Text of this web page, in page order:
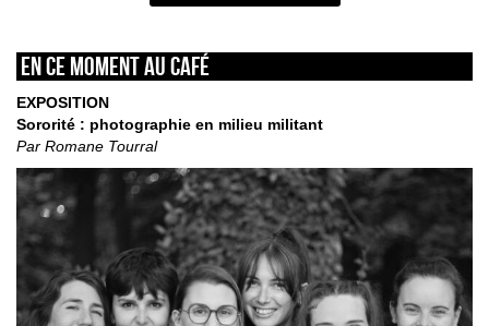
En ce moment au café
EXPOSITION
Sororité : photographie en milieu militant
Par Romane Tourral